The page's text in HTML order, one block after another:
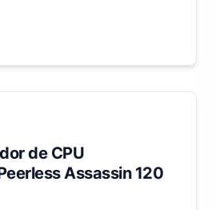
de CPU
Assassin 120